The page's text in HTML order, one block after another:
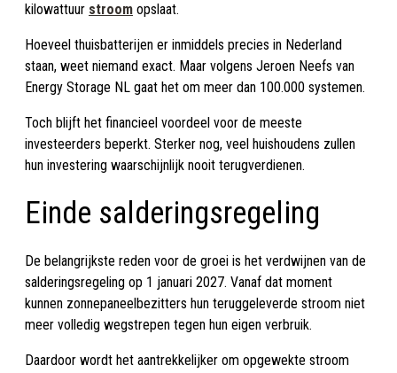
kilowattuur stroom opslaat.
Hoeveel thuisbatterijen er inmiddels precies in Nederland
staan, weet niemand exact. Maar volgens Jeroen Neefs van
Energy Storage NL gaat het om meer dan 100.000 systemen.
Toch blijft het financieel voordeel voor de meeste
investeerders beperkt. Sterker nog, veel huishoudens zullen
hun investering waarschijnlijk nooit terugverdienen.
Einde salderingsregeling
De belangrijkste reden voor de groei is het verdwijnen van de
salderingsregeling op 1 januari 2027. Vanaf dat moment
kunnen zonnepaneelbezitters hun teruggeleverde stroom niet
meer volledig wegstrepen tegen hun eigen verbruik.
Daardoor wordt het aantrekkelijker om opgewekte stroom